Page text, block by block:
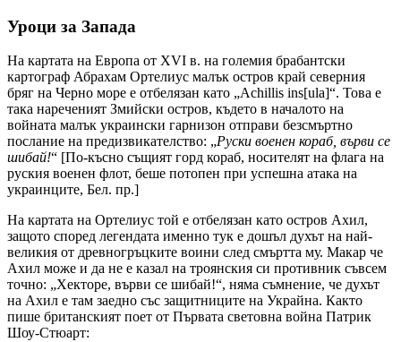
Уроци за Запада
На картата на Европа от XVI в. на големия брабантски
картограф Абрахам Ортелиус малък остров край северния
бряг на Черно море е отбелязан като „Achillis ins[ula]“. Това е
така нареченият Змийски остров, където в началото на
войната малък украински гарнизон отправи безсмъртно
послание на предизвикателство: „Руски военен кораб, върви се
шибай!“ [По-късно същият горд кораб, носителят на флага на
руския военен флот, беше потопен при успешна атака на
украинците, Бел. пр.]
На картата на Ортелиус той е отбелязан като остров Ахил,
защото според легендата именно тук е дошъл духът на най-
великия от древногръцките воини след смъртта му. Макар че
Ахил може и да не е казал на троянския си противник съвсем
точно: „Хекторе, върви се шибай!“, няма съмнение, че духът
на Ахил е там заедно със защитниците на Украйна. Както
пише британският поет от Първата световна война Патрик
Шоу-Стюарт: